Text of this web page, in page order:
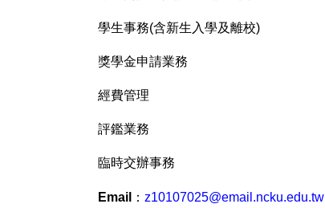
學生事務(含新生入學及離校)
獎學金申請業務
經費管理
評鑑業務
臨時交辦事務
Email ： z10107025@email.ncku.edu.tw